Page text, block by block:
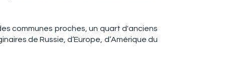
communes proches, un quart d'anciens
de Russie, d’Europe, d’Amérique du